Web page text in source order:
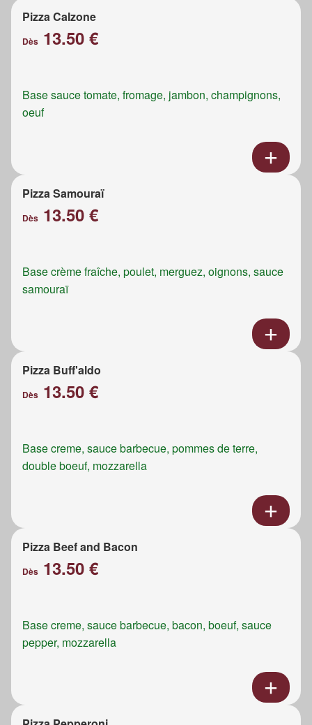
Pizza Calzone
Dès 13.50 €
Base sauce tomate, fromage, jambon, champignons,
oeuf
Pizza Samouraï
Dès 13.50 €
Base crème fraîche, poulet, merguez, oignons, sauce
samouraï
Pizza Buff'aldo
Dès 13.50 €
Base creme, sauce barbecue, pommes de terre,
double boeuf, mozzarella
Pizza Beef and Bacon
Dès 13.50 €
Base creme, sauce barbecue, bacon, boeuf, sauce
pepper, mozzarella